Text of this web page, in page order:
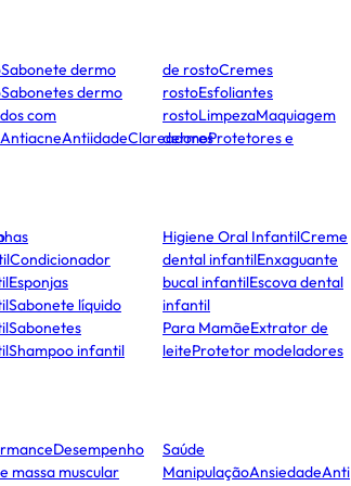
Sabonete dermo
Sabonetes dermo
com
AntiacneAntiidadeClareadores
de rostoCremes
rostoEsfoliantes
rostoLimpezaMaquiagem
dermoProtetores e
Condicionador
Esponjas
Sabonete líquido
Sabonetes
Shampoo infantil
Higiene Oral InfantilCreme
dental infantilEnxaguante
bucal infantilEscova dental
infantil
Para MamãeExtrator de
leiteProtetor modeladores
Desempenho
massa muscular
Saúde
ManipulaçãoAnsiedadeAnti